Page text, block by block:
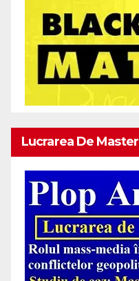
Lucrarea De Master